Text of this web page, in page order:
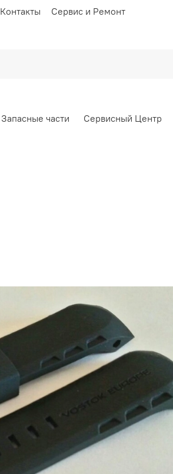
Контакты Сервис и Ремонт
Запасные части Сервисный Центр